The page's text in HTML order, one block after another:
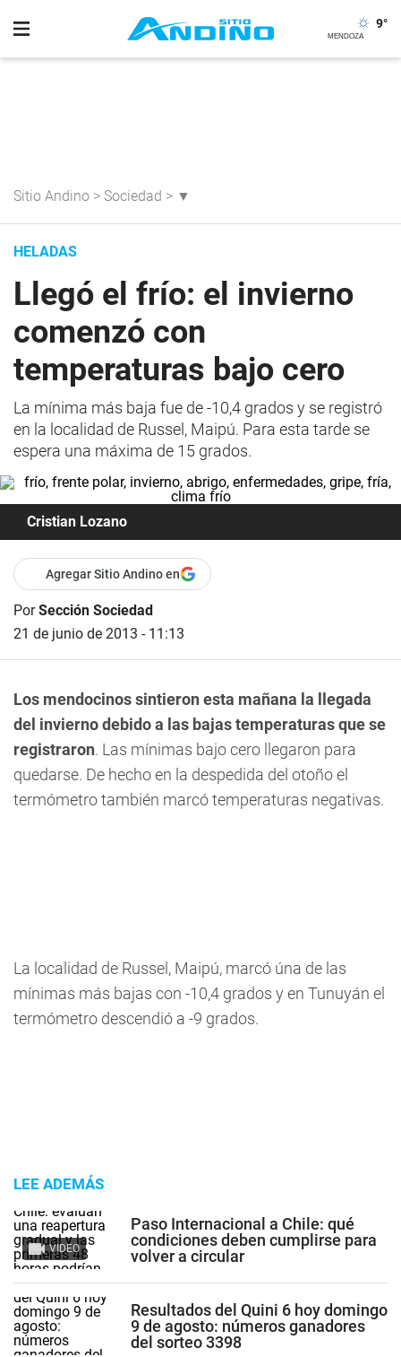
9°
Sitio Andino > Sociedad > ▼
HELADAS
Llegó el frío: el invierno
comenzó con
temperaturas bajo cero
La mínima más baja fue de -10,4 grados y se registró
en la localidad de Russel, Maipú. Para esta tarde se
espera una máxima de 15 grados.
Cristian Lozano
Agregar Sitio Andino en
PorSección Sociedad
21 de junio de 2013 - 11:13
Los mendocinos sintieron esta mañana la llegada
del invierno debido a las bajas temperaturas que se
registraron. Las mínimas bajo cero llegaron para
quedarse. De hecho en la despedida del otoño el
termómetro también marcó temperaturas negativas.
La localidad de Russel, Maipú, marcó úna de las
mínimas más bajas con -10,4 grados y en Tunuyán el
termómetro descendió a -9 grados.
LEE ADEMÁS
VIDEO
Paso Internacional a Chile: qué
condiciones deben cumplirse para
volver a circular
Resultados del Quini 6 hoy domingo
9 de agosto: números ganadores
del sorteo 3398